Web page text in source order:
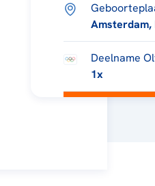
Amsterdam,
Deelname
1x